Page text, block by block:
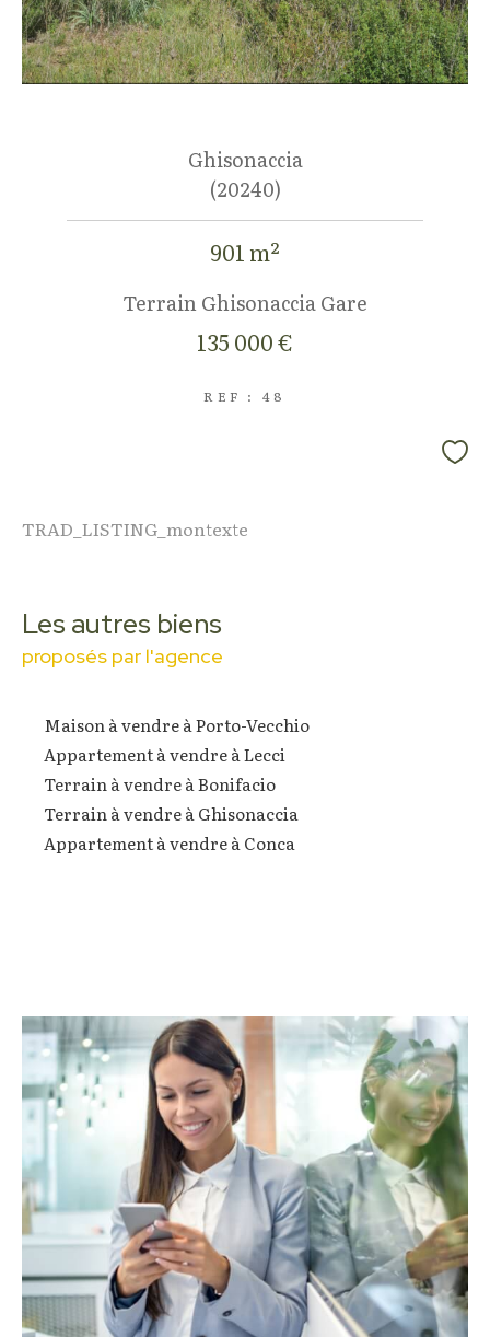
Ghisonaccia
(20240)
901 m²
Terrain Ghisonaccia Gare
135 000 €
REF : 48
TRAD_LISTING_montexte
Les autres biens
proposés par l'agence
Maison à vendre à Porto-Vecchio
Appartement à vendre à Lecci
Terrain à vendre à Bonifacio
Terrain à vendre à Ghisonaccia
Appartement à vendre à Conca